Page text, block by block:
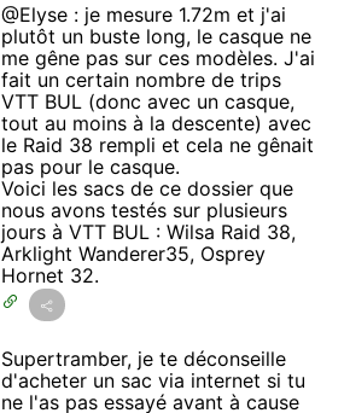
@Elyse : je mesure 1.72m et j'ai
plutôt un buste long, le casque ne
me gêne pas sur ces modèles. J'ai
fait un certain nombre de trips
VTT BUL (donc avec un casque,
tout au moins à la descente) avec
le Raid 38 rempli et cela ne gênait
pas pour le casque.
Voici les sacs de ce dossier que
nous avons testés sur plusieurs
jours à VTT BUL : Wilsa Raid 38,
Arklight Wanderer35, Osprey
Hornet 32.
Supertramber, je te déconseille
d'acheter un sac via internet si tu
ne l'as pas essayé avant à cause